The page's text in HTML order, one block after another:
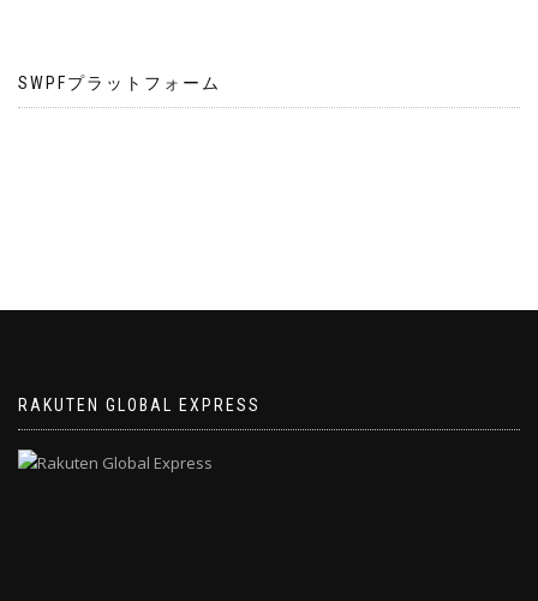
SWPFプラットフォーム
RAKUTEN GLOBAL EXPRESS